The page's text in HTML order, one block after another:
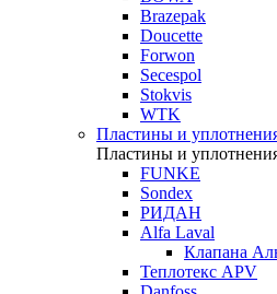
Brazepak
Doucette
Forwon
Secespol
Stokvis
WTK
Пластины и
Пластины и
FUNKE
Sondex
РИДАН
Alfa Laval
Клапана
Теплотекс APV